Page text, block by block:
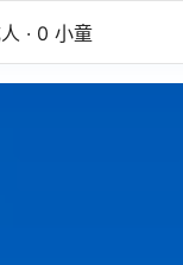
· 0 小童